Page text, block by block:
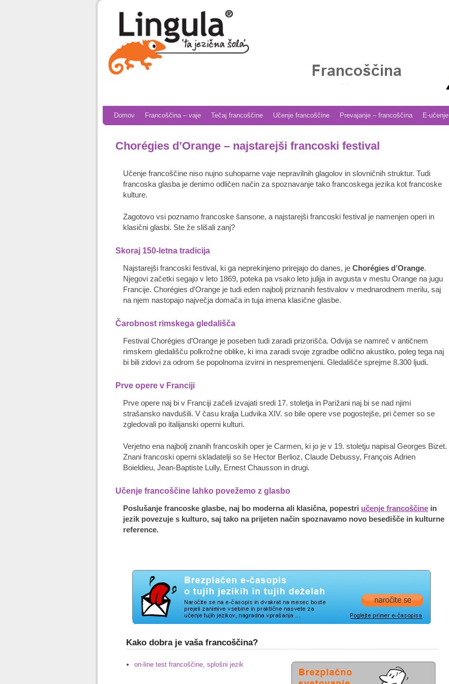
Domov Francoščina – vaje Tečaj francoščine Učenje francoščine Prevajanje – francoščina E-učenje
Chorégies d’Orange – najstarejši francoski festival
Učenje francoščine niso nujno suhoparne vaje nepravilnih glagolov in slovničnih struktur. Tudi
francoska glasba je denimo odličen način za spoznavanje tako francoskega jezika kot francoske
kulture.
Zagotovo vsi poznamo francoske šansone, a najstarejši francoski festival je namenjen operi in
klasični glasbi. Ste že slišali zanj?
Skoraj 150-letna tradicija
Najstarejši francoski festival, ki ga neprekinjeno prirejajo do danes, je Chorégies d’Orange.
Njegovi začetki segajo v leto 1869, poteka pa vsako leto julija in avgusta v mestu Orange na jugu
Francije. Chorégies d’Orange je tudi eden najbolj priznanih festivalov v mednarodnem merilu, saj
na njem nastopajo največja domača in tuja imena klasične glasbe.
Čarobnost rimskega gledališča
Festival Chorégies d’Orange je poseben tudi zaradi prizorišča. Odvija se namreč v antičnem
rimskem gledališču polkrožne oblike, ki ima zaradi svoje zgradbe odlično akustiko, poleg tega naj
bi bili zidovi za odrom še popolnoma izvirni in nespremenjeni. Gledališče sprejme 8.300 ljudi.
Prve opere v Franciji
Prve opere naj bi v Franciji začeli izvajati sredi 17. stoletja in Parižani naj bi se nad njimi
strašansko navdušili. V času kralja Ludvika XIV. so bile opere vse pogostejše, pri čemer so se
zgledovali po italijanski operni kulturi.
Verjetno ena najbolj znanih francoskih oper je Carmen, ki jo je v 19. stoletju napisal Georges Bizet.
Znani francoski operni skladatelji so še Hector Berlioz, Claude Debussy, François Adrien
Boieldieu, Jean-Baptiste Lully, Ernest Chausson in drugi.
Učenje francoščine lahko povežemo z glasbo
Poslušanje francoske glasbe, naj bo moderna ali klasična, popestri učenje francoščine in
jezik povezuje s kulturo, saj tako na prijeten način spoznavamo novo besedišče in kulturne
reference.
Kako dobra je vaša francoščina?
on-line test francoščine, splošni jezik